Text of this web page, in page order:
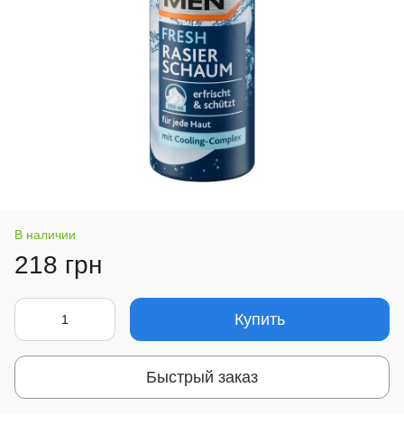
В наличии
218 грн
Купить
Быстрый заказ